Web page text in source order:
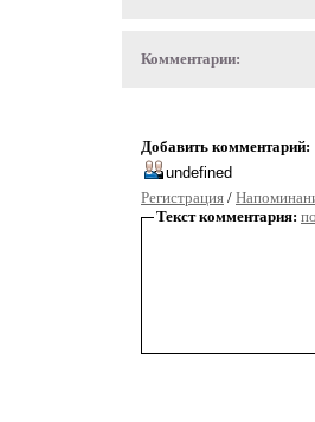
Комментарии:
Добавить комментарий:
Регистрация /
Текст комментария: